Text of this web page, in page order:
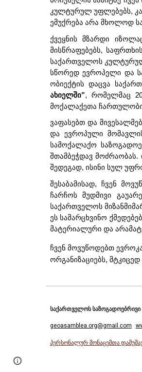
კულტურულ უფლებებს,
ემუქრება არა მხოლოდ
ქვეყნის მზარდი
მისწრაფებებს,
საქართველოს
სწორედ ევროპელი და
ობიექტის დაცვა
ახიელში”, რომელმაც
მოქალაქეთა
ვაფასებთ და
და ევროპული
სამოქალაქო
შთამბეჭდავ
შედეგად, ისინი სულ
შესაბამისად, ჩვენ
ჩარჩოს მუდმივი
საქართველოს
ეს სამარცხვინო
მატერიალური და
ჩვენ მოვუწოდებთ
ორგანიზაციებს,
საქართველოს საზოგადოებრივი
geoasamblea.org@gmail.com
პერსონალურ მონაცემთა